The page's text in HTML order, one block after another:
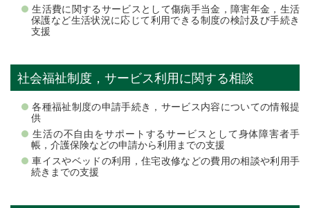
生活費に関するサービスとして傷病手当金，障害年金，生活
保護など生活状況に応じて利用できる制度の検討及び手続き
支援
社会福祉制度，サービス利用に関する相談
各種福祉制度の申請手続き，サービス内容についての情報提
供
生活の不自由をサポートするサービスとして身体障害者手
帳，介護保険などの申請から利用までの支援
車イスやベッドの利用，住宅改修などの費用の相談や利用手
続きまでの支援